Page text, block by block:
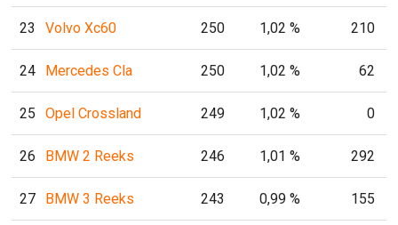
23 Volvo Xc60 250 1,02 % 210
24 Mercedes Cla 250 1,02 % 62
25 Opel Crossland 249 1,02 % 0
26 BMW 2 Reeks 246 1,01 % 292
27 BMW 3 Reeks 243 0,99 % 155